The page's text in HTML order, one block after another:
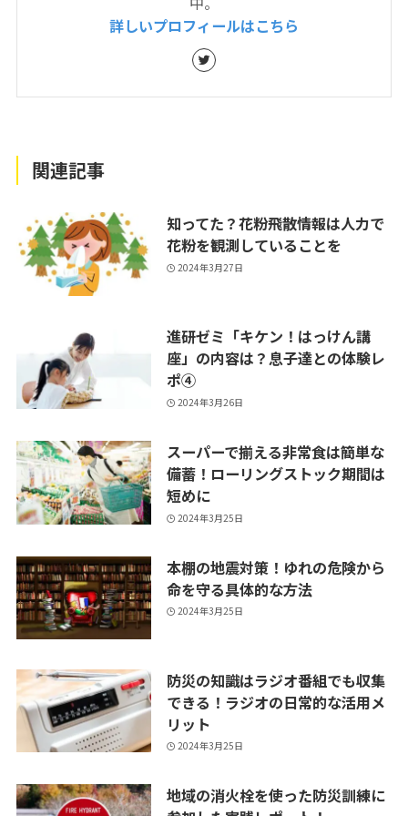
詳しいプロフィールはこちら
関連記事
知ってた？花粉飛散情報は人力で
花粉を観測していることを
2024年3月27日
進研ゼミ「キケン！はっけん講
座」の内容は？息子達との体験レ
ポ④
2024年3月26日
スーパーで揃える非常食は簡単な
備蓄！ローリングストック期間は
短めに
2024年3月25日
本棚の地震対策！ゆれの危険から
命を守る具体的な方法
2024年3月25日
防災の知識はラジオ番組でも収集
できる！ラジオの日常的な活用メ
リット
2024年3月25日
地域の消火栓を使った防災訓練に